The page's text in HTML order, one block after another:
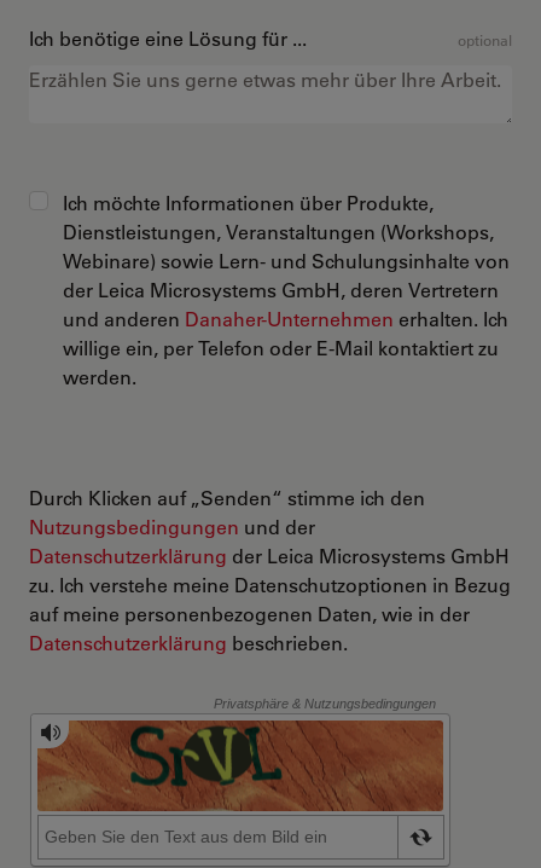
Ich benötige eine Lösung für ... optional
Ich möchte Informationen über Produkte,
Dienstleistungen, Veranstaltungen (Workshops,
Webinare) sowie Lern- und Schulungsinhalte von
der Leica Microsystems GmbH, deren Vertretern
und anderen Danaher-Unternehmen erhalten. Ich
willige ein, per Telefon oder E-Mail kontaktiert zu
werden.
Durch Klicken auf „Senden“ stimme ich den
Nutzungsbedingungen und der
Datenschutzerklärung der Leica Microsystems GmbH
zu. Ich verstehe meine Datenschutzoptionen in Bezug
auf meine personenbezogenen Daten, wie in der
Datenschutzerklärung beschrieben.